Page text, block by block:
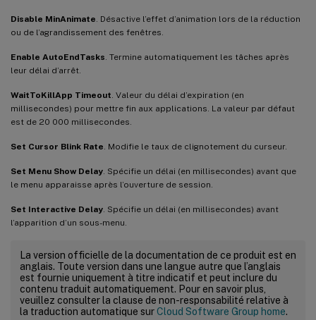
Disable MinAnimate . Désactive l’effet d’animation lors de la réduction
ou de l’agrandissement des fenêtres.
Enable AutoEndTasks . Termine automatiquement les tâches après
leur délai d’arrêt.
WaitToKillApp Timeout . Valeur du délai d’expiration (en
millisecondes) pour mettre fin aux applications. La valeur par défaut
est de 20 000 millisecondes.
Set Cursor Blink Rate . Modifie le taux de clignotement du curseur.
Set Menu Show Delay . Spécifie un délai (en millisecondes) avant que
le menu apparaisse après l’ouverture de session.
Set Interactive Delay . Spécifie un délai (en millisecondes) avant
l’apparition d’un sous-menu.
La version officielle de la documentation de ce produit est en
anglais. Toute version dans une langue autre que l’anglais
est fournie uniquement à titre indicatif et peut inclure du
contenu traduit automatiquement. Pour en savoir plus,
veuillez consulter la clause de non-responsabilité relative à
la traduction automatique surCloud Software Group home.